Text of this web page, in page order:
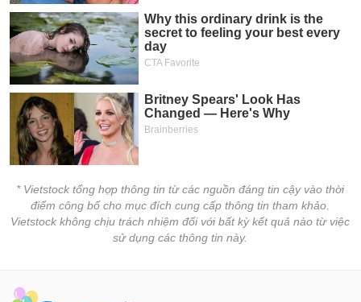
Hủy
niêm
yết
Theo
dõi
đặc
biệt
Không
được
quỹ
Danh
phiếu
* Vietstock tổng hợp thông tin từ các nguồn đáng tin cậy vào thời
điểm công bố cho mục đích cung cấp thông tin tham khảo.
Vietstock không chịu trách nhiệm đối với bất kỳ kết quả nào từ việc
sử dụng các thông tin này.
CÔNG
CỤ
ĐẦU
TƯ
DỮ
LIỆU